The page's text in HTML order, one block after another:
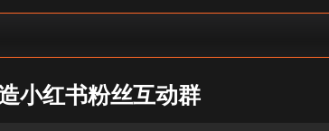
快-
红
小红书粉丝互动群小